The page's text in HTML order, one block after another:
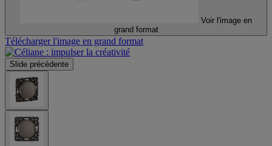
Voir l'image en
grand format
Télécharger l'image en grand format
Slide précédente